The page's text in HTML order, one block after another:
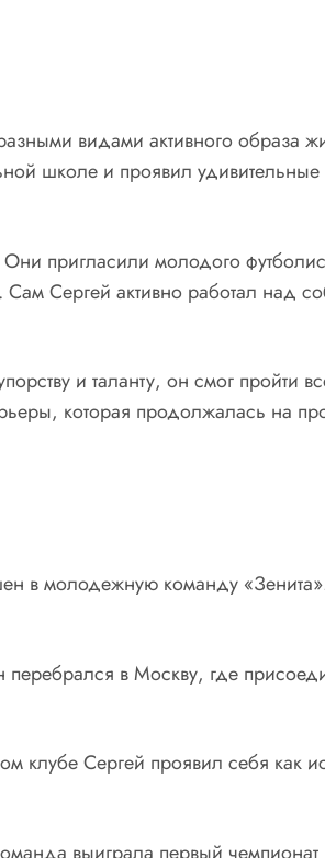
видами активного образа
школе и проявил
Они пригласили молодого
Сергей активно работал над
и таланту, он смог пройти
которая продолжалась на
в молодежную команду
в Москву, где
клубе Сергей проявил себя как
выиграла первый чемпионат